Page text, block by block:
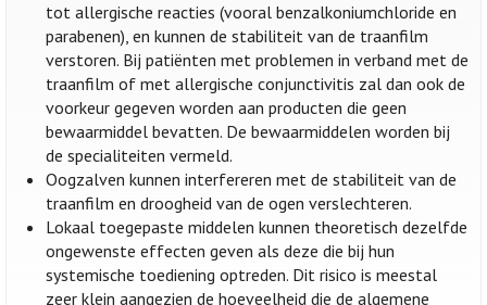
tot allergische reacties (vooral benzalkoniumchloride en
parabenen), en kunnen de stabiliteit van de traanfilm
verstoren. Bij patiënten met problemen in verband met de
traanfilm of met allergische conjunctivitis zal dan ook de
voorkeur gegeven worden aan producten die geen
bewaarmiddel bevatten. De bewaarmiddelen worden bij
de specialiteiten vermeld.
Oogzalven kunnen interfereren met de stabiliteit van de
traanfilm en droogheid van de ogen verslechteren.
Lokaal toegepaste middelen kunnen theoretisch dezelfde
ongewenste effecten geven als deze die bij hun
systemische toediening optreden. Dit risico is meestal
zeer klein aangezien de hoeveelheid die de algemene